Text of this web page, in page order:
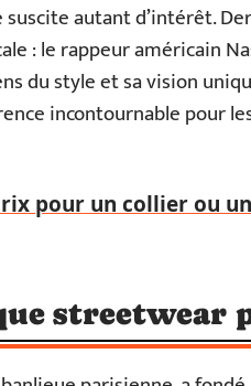
autant d’intérêt.
: le rappeur américain
du style et sa vision
incontournable pour
pour un collier ou
streetwear